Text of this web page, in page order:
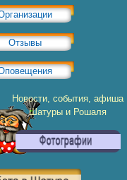
Отзывы
Новости, события, афиша
Шатуры и Рошаля